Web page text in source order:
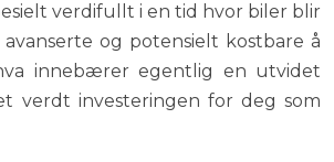
verdifullt i en tid hvor biler blir
og potensielt kostbare å
innebærer egentlig en utvidet
verdt investeringen for deg som